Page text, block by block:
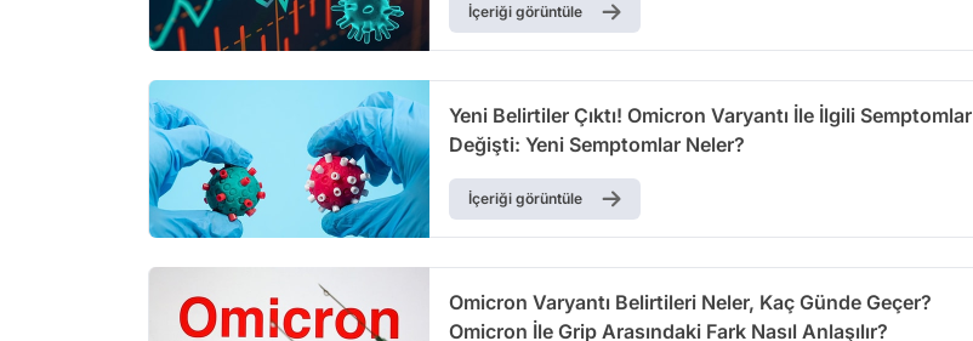
İçeriği görüntüle
Yeni Belirtiler Çıktı! Omicron Varyantı İle İlgili Semptomlar
Değişti: Yeni Semptomlar Neler?
İçeriği görüntüle
Omicron Varyantı Belirtileri Neler, Kaç Günde Geçer?
Omicron İle Grip Arasındaki Fark Nasıl Anlaşılır?